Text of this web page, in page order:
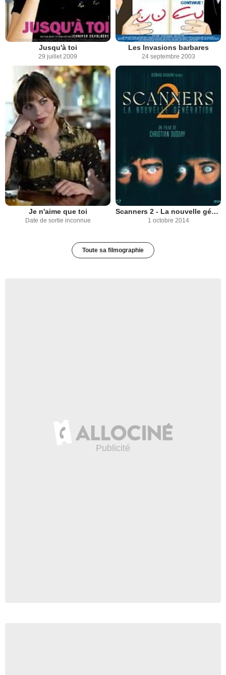
Jusqu'à toi
29 juillet 2009
Les Invasions barbares
24 septembre 2003
Je n'aime que toi
Date de sortie inconnue
Scanners 2 - La nouvelle génération
1 octobre 2014
Toute sa filmographie